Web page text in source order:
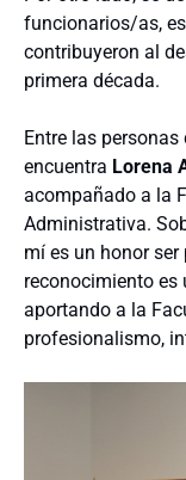
funcionarios/as,
contribuyeron al
primera década.
Entre las
encuentra Lorena
acompañado a la
Administrativa.
mí es un honor ser
reconocimiento
aportando a la
profesionalismo,